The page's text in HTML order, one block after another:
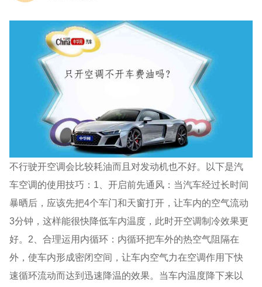
不行驶开空调会比较耗油而且对发动机也不好。以下是汽
车空调的使用技巧：1、开启前先通风：当汽车经过长时间
暴晒后，应该先把4个车门和天窗打开，让车内的空气流动
3分钟，这样能很快降低车内温度，此时开空调制冷效果更
好。2、合理运用内循环：内循环把车外的热空气阻隔在
外，使车内形成密闭空间，让车内空气力在空调作用下快
速循环流动而达到迅速降温的效果。当车内温度降下来以